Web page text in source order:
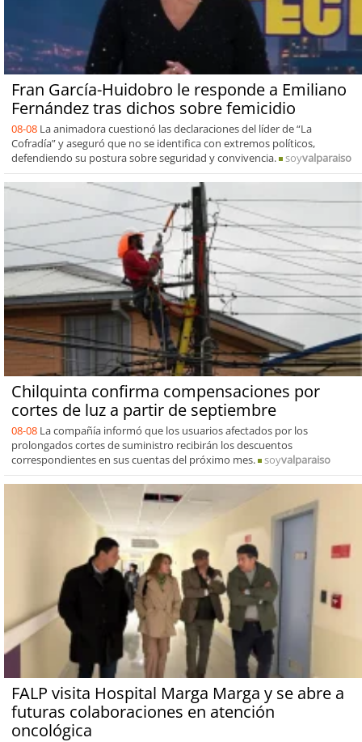
Fran García-Huidobro le responde a Emiliano
Fernández tras dichos sobre femicidio
08-08 La animadora cuestionó las declaraciones del líder de “La
Cofradía” y aseguró que no se identifica con extremos políticos,
defendiendo su postura sobre seguridad y convivencia.
soyvalparaiso
Chilquinta confirma compensaciones por
cortes de luz a partir de septiembre
08-08 La compañía informó que los usuarios afectados por los
prolongados cortes de suministro recibirán los descuentos
correspondientes en sus cuentas del próximo mes.
soyvalparaiso
FALP visita Hospital Marga Marga y se abre a
futuras colaboraciones en atención
oncológica